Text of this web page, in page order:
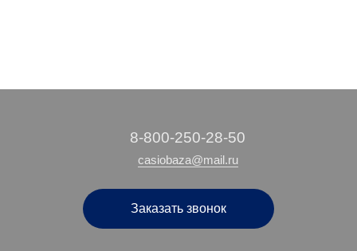
‭8-800-250-28-50
casiobaza@mail.ru
Заказать звонок